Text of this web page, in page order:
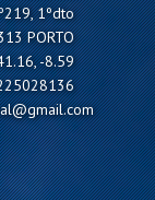
1ºdto
PORTO
-8.59